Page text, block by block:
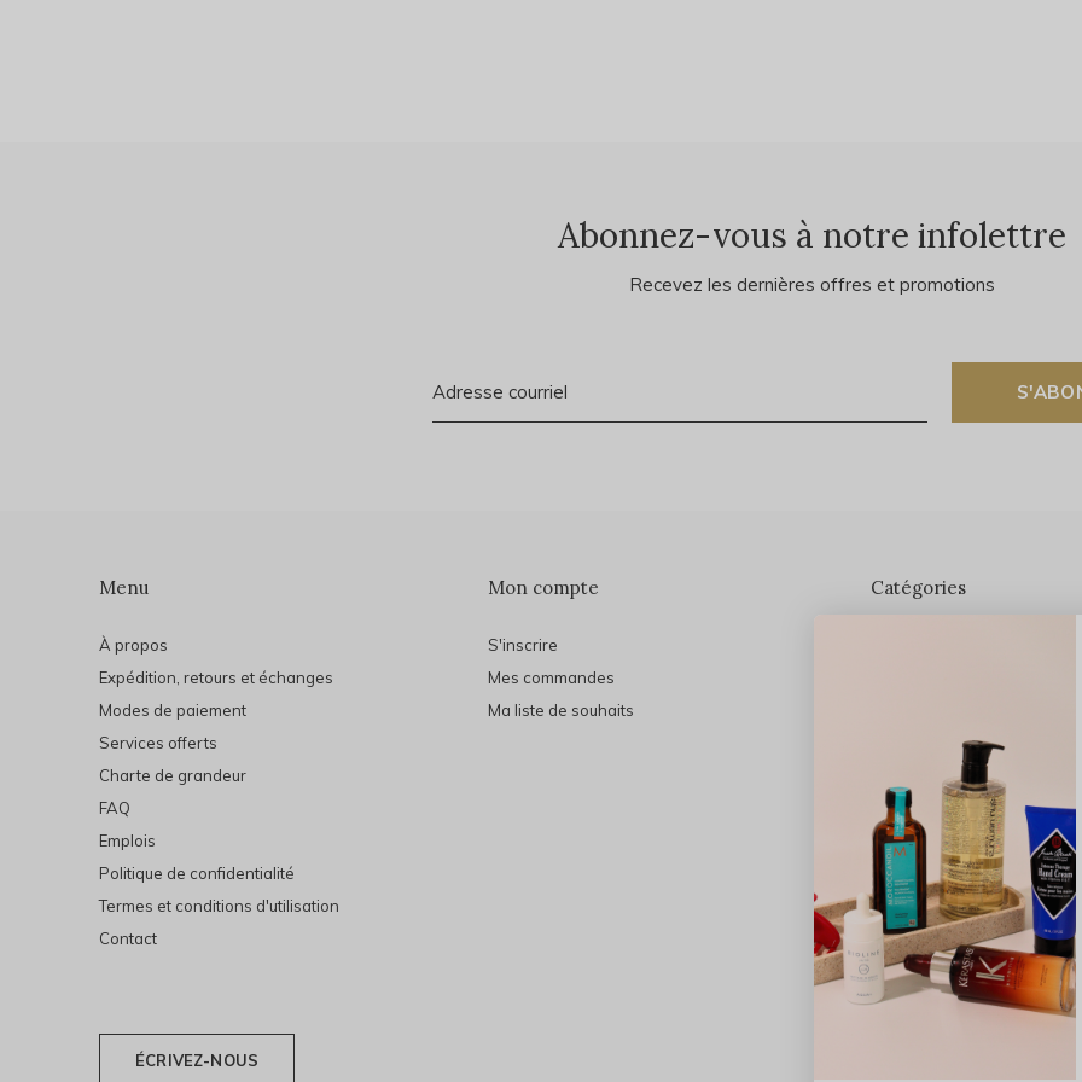
Abonnez-vous à notre infolettre
Recevez les dernières offres et promotions
Menu
À propos
Expédition, retours et échanges
Modes de paiement
Services offerts
Charte de grandeur
FAQ
Emplois
Politique de confidentialité
Termes et conditions d'utilisation
Contact
Mon compte
S'inscrire
Mes commandes
Ma liste de souhaits
Catégories
Soins du visage
Maquillage
Bain et Corps
Bijoux
ÉCRIVEZ-NOUS